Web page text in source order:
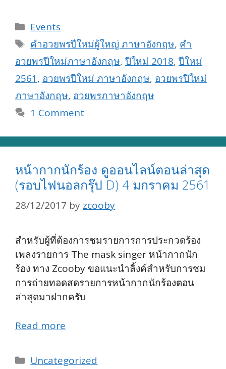
Categories
Events
Tags
คําอวยพรปีใหม่ผู้ใหญ่ ภาษาอังกฤษ, คํา
อวยพรปีใหม่ภาษาอังกฤษ,ปีใหม่ 2018,ปีใหม่
2561, อวยพรปีใหม่ ภาษาอังกฤษ, อวยพรปีใหม่
ภาษาอังกฤษ, อวยพรภาษาอังกฤษ
1 Comment
หน้ากากนักร้อง ดูออนไลน์ตอนล่าสุด
(รอบไฟนอลกรุ๊ป D) 4 มกราคม 2561
28/12/2017 by zcooby
สำหรับผู้ที่ต้องการชมรายการการประกวดร้อง
เพลงรายการ The mask singer หน้ากากนัก
ร้อง ทาง Zcooby ขอแนะนำลิ้งค์สำหรับการชม
การถ่ายทอดสดรายการหน้ากากนักร้องตอน
ล่าสุดมาฝากครับ
Read more
Categories
Uncategorized